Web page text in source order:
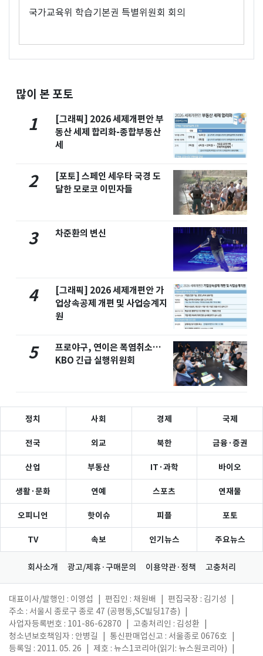
국가교육위 학습기본권 특별위원회 회의
많이 본 포토
1
[그래픽] 2026 세제개편안 부
동산 세제 합리화-종합부동산
세
2
[포토] 스페인 세우타 국경 도
달한 모로코 이민자들
3 차준환의 변신
4
[그래픽] 2026 세제개편안 가
업상속공제 개편 및 사업승계지
원
5
프로야구, 연이은 폭염취소…
KBO 긴급 실행위원회
정치 사회 경제 국제
전국 외교 북한 금융·증권
산업 부동산 IT·과학 바이오
생활·문화 연예 스포츠 연재물
오피니언 핫이슈 피플 포토
TV 속보 인기뉴스 주요뉴스
회사소개 광고/제휴·구매문의 이용약관·정책 고충처리
대표이사/발행인 : 이영섭 편집인 : 채원배 편집국장 : 김기성
주소 : 서울시 종로구 종로 47 (공평동,SC빌딩17층)
사업자등록번호 : 101-86-62870
고충처리인 : 김성환
청소년보호책임자 : 안병길
통신판매업신고 : 서울종로 0676호
등록일 : 2011. 05. 26
제호 : 뉴스1코리아(읽기: 뉴스원코리아)